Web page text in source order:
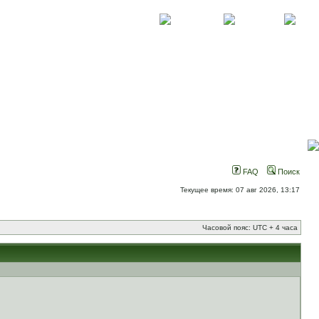
FAQ Поиск
Текущее время: 07 авг 2026, 13:17
Часовой пояс: UTC + 4 часа